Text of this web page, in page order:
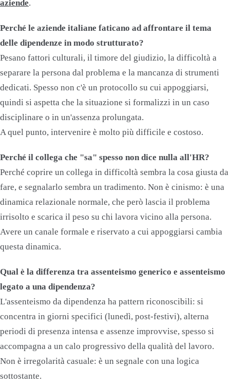
aziende.
Perché le aziende italiane faticano ad affrontare il tema
delle dipendenze in modo strutturato?
Pesano fattori culturali, il timore del giudizio, la difficoltà a
separare la persona dal problema e la mancanza di strumenti
dedicati. Spesso non c'è un protocollo su cui appoggiarsi,
quindi si aspetta che la situazione si formalizzi in un caso
disciplinare o in un'assenza prolungata.
A quel punto, intervenire è molto più difficile e costoso.
Perché il collega che "sa" spesso non dice nulla all'HR?
Perché coprire un collega in difficoltà sembra la cosa giusta da
fare, e segnalarlo sembra un tradimento. Non è cinismo: è una
dinamica relazionale normale, che però lascia il problema
irrisolto e scarica il peso su chi lavora vicino alla persona.
Avere un canale formale e riservato a cui appoggiarsi cambia
questa dinamica.
Qual è la differenza tra assenteismo generico e assenteismo
legato a una dipendenza?
L'assenteismo da dipendenza ha pattern riconoscibili: si
concentra in giorni specifici (lunedì, post-festivi), alterna
periodi di presenza intensa e assenze improvvise, spesso si
accompagna a un calo progressivo della qualità del lavoro.
Non è irregolarità casuale: è un segnale con una logica
sottostante.